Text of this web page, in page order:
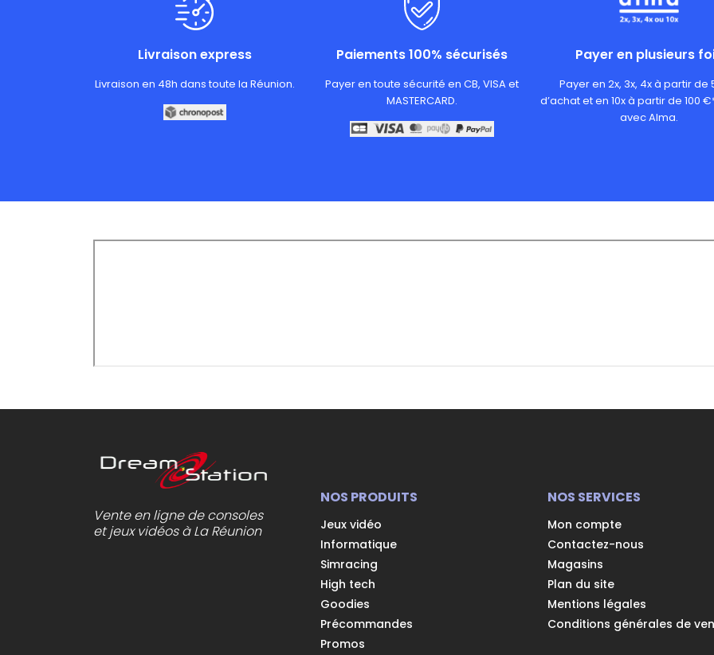
Livraison express
Livraison en 48h dans toute la Réunion.
Paiements 100% sécurisés
Payer en toute sécurité en CB, VISA et
MASTERCARD.
Payer en plusieurs
Payer en 2x, 3x, 4x à partir de
d’achat et en 10x à partir de 100
avec Alma.
Vente en ligne de consoles
et jeux vidéos à La Réunion
NOS PRODUITS
Jeux vidéo
Informatique
Simracing
High tech
Goodies
Précommandes
Promos
NOS SERVICES
Mon compte
Contactez-nous
Magasins
Plan du site
Mentions légales
Conditions générales de